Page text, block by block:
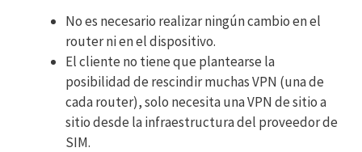
No es necesario realizar ningún cambio en el
router ni en el dispositivo.
El cliente no tiene que plantearse la
posibilidad de rescindir muchas VPN (una de
cada router), solo necesita una VPN de sitio a
sitio desde la infraestructura del proveedor de
SIM.